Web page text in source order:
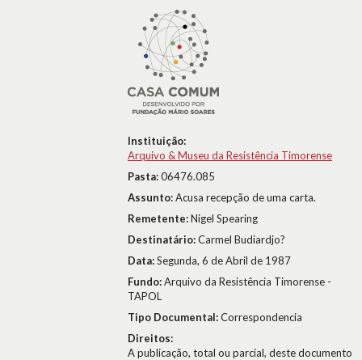
Instituição:
Arquivo & Museu da Resistência Timorense
Pasta:06476.085
Assunto:Acusa recepção de uma carta.
Remetente:Nigel Spearing
Destinatário:Carmel Budiardjo?
Data:Segunda, 6 de Abril de 1987
Fundo:Arquivo da Resistência Timorense -
TAPOL
Tipo Documental:Correspondencia
Direitos:
A publicação, total ou parcial, deste documento